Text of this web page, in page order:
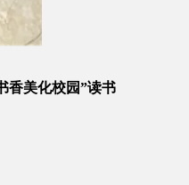
香美化校园”读书